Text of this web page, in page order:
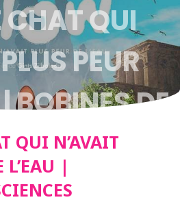
CHAT QUI
PEUR
BOBINES DE
QUI N’AVAIT
L’EAU |